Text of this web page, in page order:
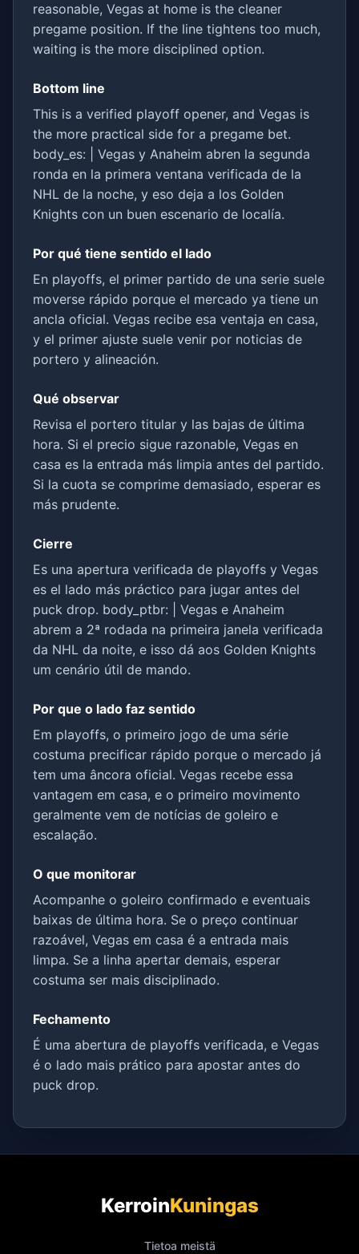
reasonable, Vegas at home is the cleaner
pregame position. If the line tightens too much,
waiting is the more disciplined option.
Bottom line
This is a verified playoff opener, and Vegas is
the more practical side for a pregame bet.
body_es: | Vegas y Anaheim abren la segunda
ronda en la primera ventana verificada de la
NHL de la noche, y eso deja a los Golden
Knights con un buen escenario de localía.
Por qué tiene sentido el lado
En playoffs, el primer partido de una serie suele
moverse rápido porque el mercado ya tiene un
ancla oficial. Vegas recibe esa ventaja en casa,
y el primer ajuste suele venir por noticias de
portero y alineación.
Qué observar
Revisa el portero titular y las bajas de última
hora. Si el precio sigue razonable, Vegas en
casa es la entrada más limpia antes del partido.
Si la cuota se comprime demasiado, esperar es
más prudente.
Cierre
Es una apertura verificada de playoffs y Vegas
es el lado más práctico para jugar antes del
puck drop. body_ptbr: | Vegas e Anaheim
abrem a 2ª rodada na primeira janela verificada
da NHL da noite, e isso dá aos Golden Knights
um cenário útil de mando.
Por que o lado faz sentido
Em playoffs, o primeiro jogo de uma série
costuma precificar rápido porque o mercado já
tem uma âncora oficial. Vegas recebe essa
vantagem em casa, e o primeiro movimento
geralmente vem de notícias de goleiro e
escalação.
O que monitorar
Acompanhe o goleiro confirmado e eventuais
baixas de última hora. Se o preço continuar
razoável, Vegas em casa é a entrada mais
limpa. Se a linha apertar demais, esperar
costuma ser mais disciplinado.
Fechamento
É uma abertura de playoffs verificada, e Vegas
é o lado mais prático para apostar antes do
puck drop.
KerroinKuningas
Tietoa meistä